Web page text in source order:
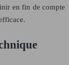
en fin de compte